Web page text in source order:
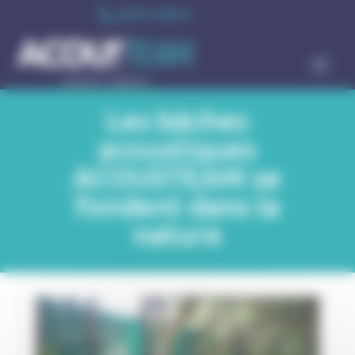
Les bâches
acoustiques
ACOUSTEAM se
fondent dans la
nature